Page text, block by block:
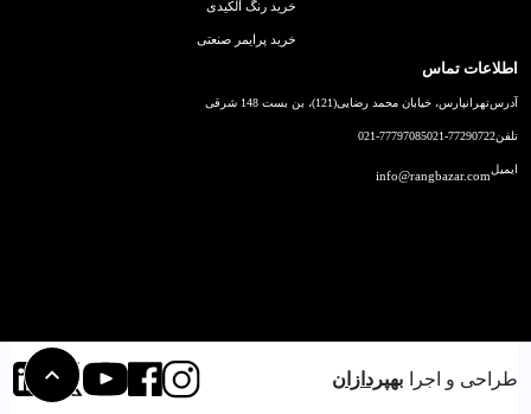
خرید رنگ آلکیدی
خرید پرایمر صنعتی
اطلاعات تماس
آدرستهرانپارس، خیابان محمد رضایی(121)، بن بست 148 شرقی
تلفن021-77290722
021-77797085
ایمیلinfo@rangbazar.com
طراحی و اجرا بهپردازان